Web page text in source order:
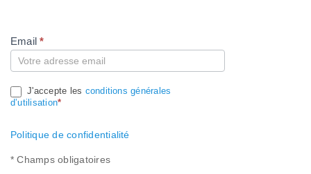
Compte
Email*
J'accepte les conditions générales
d’utilisation*
Politique de confidentialité
* Champs obligatoires